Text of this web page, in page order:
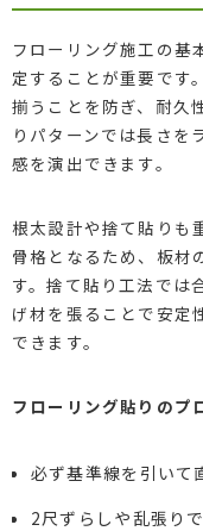
フローリング施工の基
定することが重要です
揃うことを防ぎ、耐久
りパターンでは長さを
感を演出できます。
根太設計や捨て貼りも
骨格となるため、板材
す。捨て貼り工法では
げ材を張ることで安定
できます。
フローリング貼りのプ
必ず基準線を引いて
2尺ずらしや乱張り